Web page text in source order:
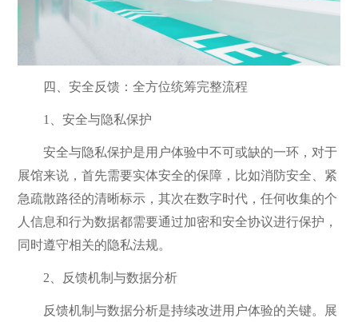
四、安全反馈：全方位统筹完整流程
1、安全与隐私保护
安全与隐私保护是用户体验中不可或缺的一环，对于
展馆来说，首先需要实体安全的保障，比如消防安全、紧
急疏散路径的清晰标示，其次在数字时代，任何收集的个
人信息和行为数据都需要通过加密和安全协议进行保护，
同时遵守相关的隐私法规。
2、反馈机制与数据分析
反馈机制与数据分析是持续改进用户体验的关键。展